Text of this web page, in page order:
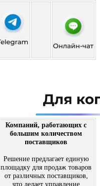
Компаний, работающих с
большим количеством
поставщиков
Решение предлагает единую
площадку для продаж товаров
от различных поставщиков,
что делает управление